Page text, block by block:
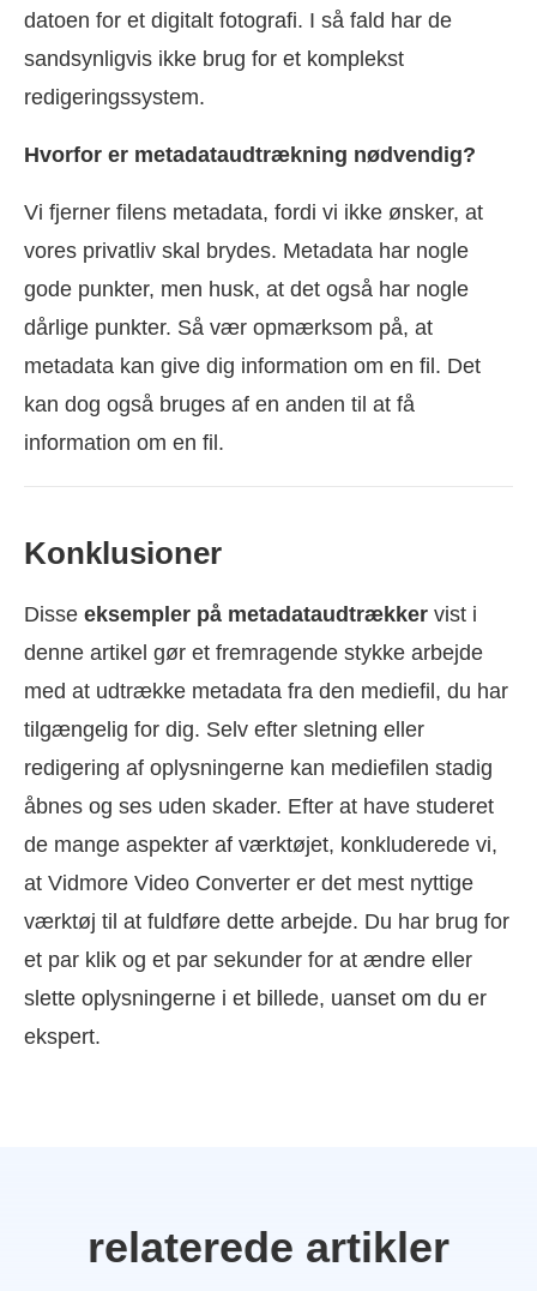
datoen for et digitalt fotografi. I så fald har de
sandsynligvis ikke brug for et komplekst
redigeringssystem.
Hvorfor er metadataudtrækning nødvendig?
Vi fjerner filens metadata, fordi vi ikke ønsker, at
vores privatliv skal brydes. Metadata har nogle
gode punkter, men husk, at det også har nogle
dårlige punkter. Så vær opmærksom på, at
metadata kan give dig information om en fil. Det
kan dog også bruges af en anden til at få
information om en fil.
Konklusioner
Disse eksempler på metadataudtrækker vist i
denne artikel gør et fremragende stykke arbejde
med at udtrække metadata fra den mediefil, du har
tilgængelig for dig. Selv efter sletning eller
redigering af oplysningerne kan mediefilen stadig
åbnes og ses uden skader. Efter at have studeret
de mange aspekter af værktøjet, konkluderede vi,
at Vidmore Video Converter er det mest nyttige
værktøj til at fuldføre dette arbejde. Du har brug for
et par klik og et par sekunder for at ændre eller
slette oplysningerne i et billede, uanset om du er
ekspert.
relaterede artikler